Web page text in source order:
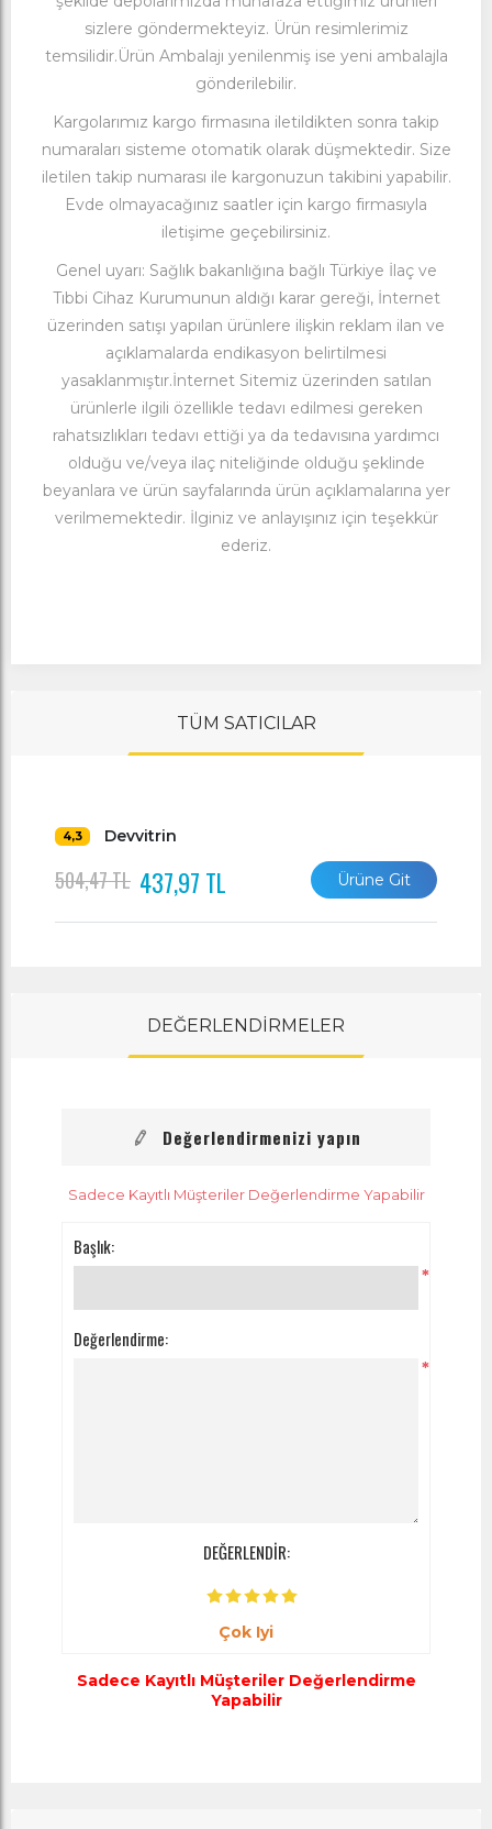
sizlere göndermekteyiz. Ürün resimlerimiz
temsilidir.Ürün Ambalajı yenilenmiş ise yeni ambalajla
gönderilebilir.
Kargolarımız kargo firmasına iletildikten sonra takip
numaraları sisteme otomatik olarak düşmektedir. Size
iletilen takip numarası ile kargonuzun takibini yapabilir.
Evde olmayacağınız saatler için kargo firmasıyla
iletişime geçebilirsiniz.
Genel uyarı: Sağlık bakanlığına bağlı Türkiye İlaç ve
Tıbbi Cihaz Kurumunun aldığı karar gereği, İnternet
üzerinden satışı yapılan ürünlere ilişkin reklam ilan ve
açıklamalarda endikasyon belirtilmesi
yasaklanmıştır.İnternet Sitemiz üzerinden satılan
ürünlerle ilgili özellikle tedavı edilmesi gereken
rahatsızlıkları tedavı ettiği ya da tedavısına yardımcı
olduğu ve/veya ilaç niteliğinde olduğu şeklinde
beyanlara ve ürün sayfalarında ürün açıklamalarına yer
verilmemektedir. İlginiz ve anlayışınız için teşekkür
ederiz.
TÜM SATICILAR
4,3 Devvitrin
504,47 TL 437,97 TL Ürüne Git
DEĞERLENDİRMELER
Değerlendirmenizi yapın
Sadece Kayıtlı Müşteriler Değerlendirme Yapabilir
Başlık:
*
Değerlendirme:
*
DEĞERLENDİR:
Çok Iyi
Sadece Kayıtlı Müşteriler Değerlendirme
Yapabilir